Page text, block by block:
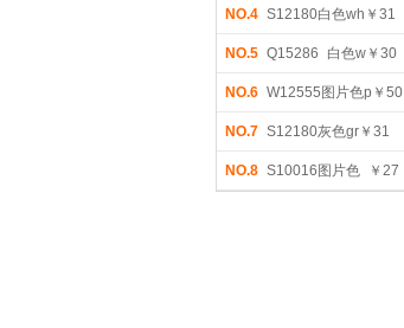
NO.4 S12180白色wh￥31
NO.5 Q15286 白色w￥30
NO.6 W12555图片色p￥50
NO.7 S12180灰色gr￥31
NO.8 S10016图片色 ￥27